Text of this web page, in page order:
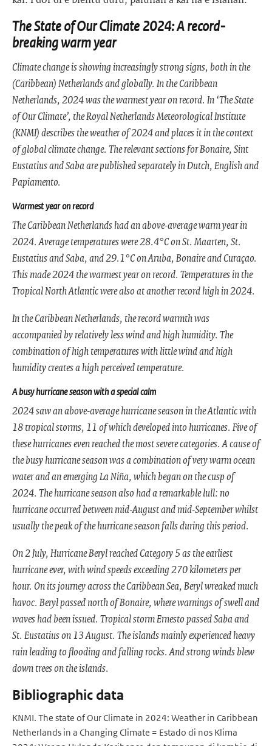
The State of Our Climate 2024: A record-
breaking warm year
Climate change is showing increasingly strong signs, both in the
(Caribbean) Netherlands and globally. In the Caribbean
Netherlands, 2024 was the warmest year on record. In ‘The State
of Our Climate’, the Royal Netherlands Meteorological Institute
(KNMI) describes the weather of 2024 and places it in the context
of global climate change. The relevant sections for Bonaire, Sint
Eustatius and Saba are published separately in Dutch, English and
Papiamento.
Warmest year on record
The Caribbean Netherlands had an above-average warm year in
2024. Average temperatures were 28.4°C on St. Maarten, St.
Eustatius and Saba, and 29.1°C on Aruba, Bonaire and Curaçao.
This made 2024 the warmest year on record. Temperatures in the
Tropical North Atlantic were also at another record high in 2024.
In the Caribbean Netherlands, the record warmth was
accompanied by relatively less wind and high humidity. The
combination of high temperatures with little wind and high
humidity creates a high perceived temperature.
A busy hurricane season with a special calm
2024 saw an above-average hurricane season in the Atlantic with
18 tropical storms, 11 of which developed into hurricanes. Five of
these hurricanes even reached the most severe categories. A cause of
the busy hurricane season was a combination of very warm ocean
water and an emerging La Niña, which began on the cusp of
2024. The hurricane season also had a remarkable lull: no
hurricane occurred between mid-August and mid-September whilst
usually the peak of the hurricane season falls during this period.
On 2 July, Hurricane Beryl reached Category 5 as the earliest
hurricane ever, with wind speeds exceeding 270 kilometers per
hour. On its journey across the Caribbean Sea, Beryl wreaked much
havoc. Beryl passed north of Bonaire, where warnings of swell and
waves had been issued. Tropical storm Ernesto passed Saba and
St. Eustatius on 13 August. The islands mainly experienced heavy
rain leading to flooding and falling rocks. And strong winds blew
down trees on the islands.
Bibliographic data
KNMI. The state of Our Climate in 2024: Weather in Caribbean
Netherlands in a Changing Climate = Estado di nos Klima